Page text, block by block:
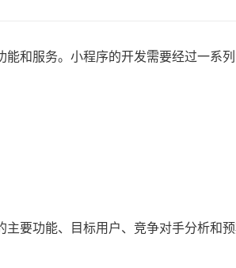
和服务。小程序的开发需要经过一系列
要功能、目标用户、竞争对手分析和